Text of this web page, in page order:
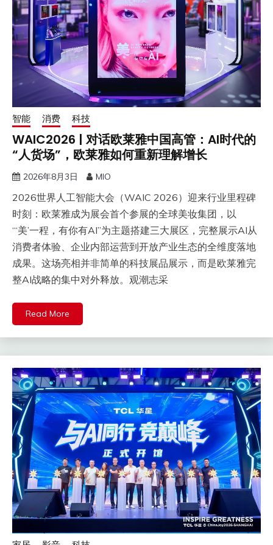
智能 消费 科技
WAIC2026 | 对话欧莱雅中国高管：AI时代的
“人货场”，欧莱雅如何重新理解增长
2026年8月3日 MIO
2026世界人工智能大会（WAIC 2026）迎来行业里程碑
时刻：欧莱雅成为展会首个参展的全球美妆集团，以
“‘美’一程，有你有AI”为主题搭建三大展区，完整展示AI从
消费者体验、企业内部运营到开放产业生态的全维度落地
成果。这场亮相并非简单的科技展品展示，而是欧莱雅完
整AI战略的集中对外释放。观潮志采
Read More